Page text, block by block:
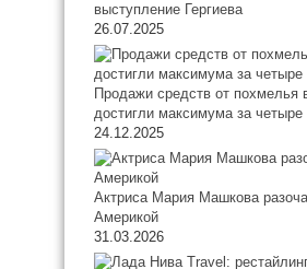
выступление Гергиева
26.07.2025
Продажи средств от похмелья
достигли максимума за четыре
24.12.2025
Актриса Мария Машкова
Америкой
31.03.2026